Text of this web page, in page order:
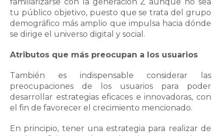
tu público objetivo, puesto que se trata del grupo
demográfico más amplio que impulsa hacia dónde
se dirige el universo digital y social.
Atributos que más preocupan a los usuarios
También es indispensable considerar las
preocupaciones de los usuarios para poder
desarrollar estrategias eficaces e innovadoras, con
el fin de favorecer el crecimiento mencionado.
En principio, tener una estrategia para realizar de